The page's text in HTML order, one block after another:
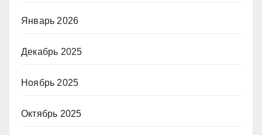
Январь 2026
Декабрь 2025
Ноябрь 2025
Октябрь 2025